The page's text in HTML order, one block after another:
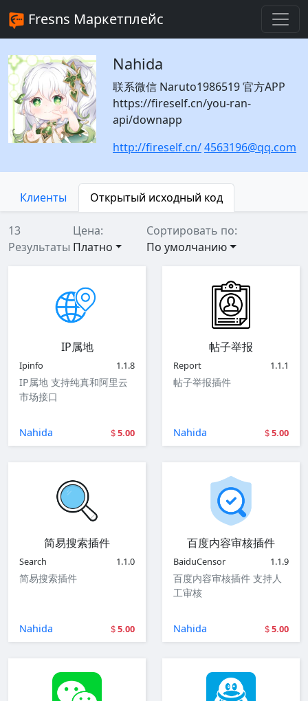
Fresns Маркетплейс
Nahida
联系微信 Naruto1986519 官方APP
https://fireself.cn/you-ran-
api/downapp
http://fireself.cn/4563196@qq.com
Клиенты Открытый исходный код
13
Результаты
Цена:
Платно
Сортировать по:
По умолчанию
IP属地
Ipinfo 1.1.8
IP属地 支持纯真和阿里云
市场接口
Nahida 5.00
帖子举报
Report 1.1.1
帖子举报插件
Nahida 5.00
简易搜索插件
Search 1.1.0
简易搜索插件
Nahida 5.00
百度内容审核插件
BaiduCensor 1.1.9
百度内容审核插件 支持人
工审核
Nahida 5.00